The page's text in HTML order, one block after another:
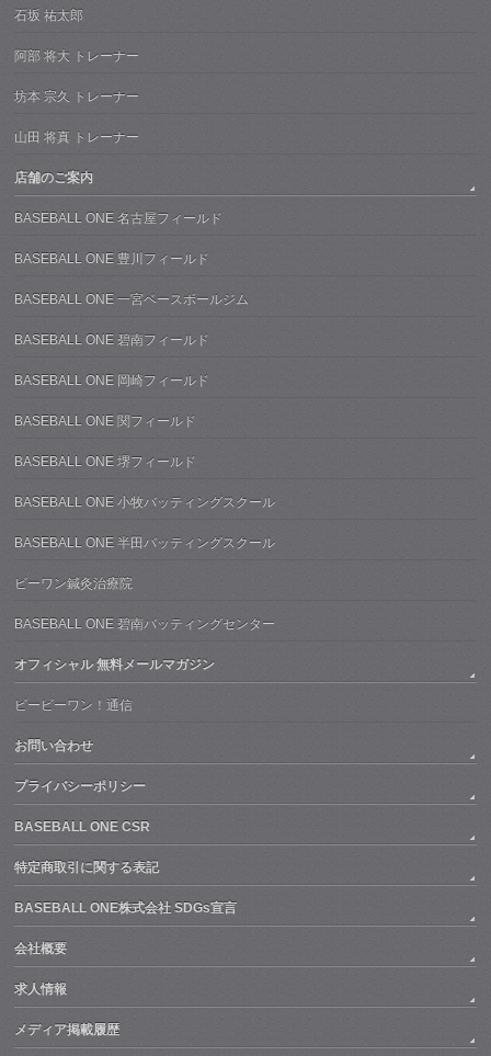
石坂 祐太郎
阿部 将大 トレーナー
坊本 宗久 トレーナー
山田 将真 トレーナー
店舗のご案内
BASEBALL ONE 名古屋フィールド
BASEBALL ONE 豊川フィールド
BASEBALL ONE 一宮ベースボールジム
BASEBALL ONE 碧南フィールド
BASEBALL ONE 岡崎フィールド
BASEBALL ONE 関フィールド
BASEBALL ONE 堺フィールド
BASEBALL ONE 小牧バッティングスクール
BASEBALL ONE 半田バッティングスクール
ビーワン鍼灸治療院
BASEBALL ONE 碧南バッティングセンター
オフィシャル 無料メールマガジン
ビービーワン！通信
お問い合わせ
プライバシーポリシー
BASEBALL ONE CSR
特定商取引に関する表記
BASEBALL ONE株式会社 SDGs宣言
会社概要
求人情報
メディア掲載履歴